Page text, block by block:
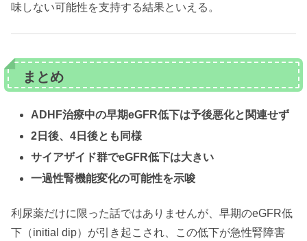
味しない可能性を支持する結果といえる。
まとめ
ADHF治療中の早期eGFR低下は予後悪化と関連せず
2日後、4日後とも同様
サイアザイド群でeGFR低下は大きい
一過性腎機能変化の可能性を示唆
利尿薬だけに限った話ではありませんが、早期のeGFR低
下（initial dip）が引き起こされ、この低下が急性腎障害